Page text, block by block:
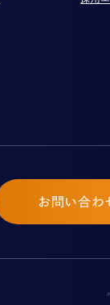
お問い合わ